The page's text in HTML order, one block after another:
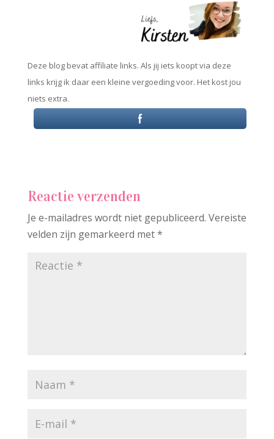
Deze blog bevat affiliate links. Als jij iets koopt via deze
links krijg ik daar een kleine vergoeding voor. Het kost jou
niets extra.
Reactie verzenden
Je e-mailadres wordt niet gepubliceerd. Vereiste
velden zijn gemarkeerd met*